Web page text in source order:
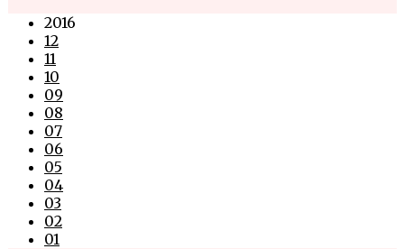
2016
12
11
10
09
08
07
06
05
04
03
02
01